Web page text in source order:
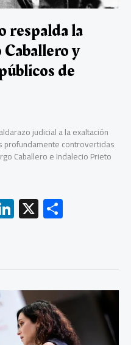
respalda la
y
de
judicial a la exaltación
profundamente controvertidas
Caballero e Indalecio Prieto
Li
nk
dI
n
X
p
ar
tir